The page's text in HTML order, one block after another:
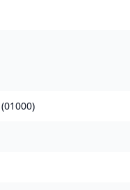
(01000)